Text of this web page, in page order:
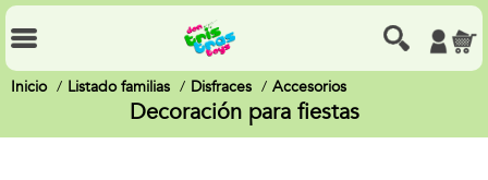
Inicio Listado familias Disfraces Accesorios
Decoración para fiestas